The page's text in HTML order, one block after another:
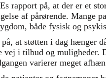
rapport på, at der er et
af pårørende. Mange
både fysisk og
på, at støtten i dag hænger
vej i tilbud og muligheder.
varierer meget